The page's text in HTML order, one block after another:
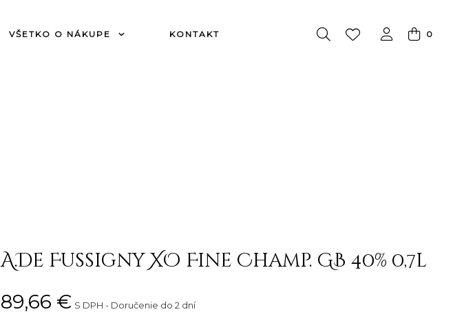
VŠETKO O NÁKUPE KONTAKT 0
A.De Fussigny XO Fine Champ. GB 40% 0,7l
89,66 € S DPH Doručenie do 2 dní